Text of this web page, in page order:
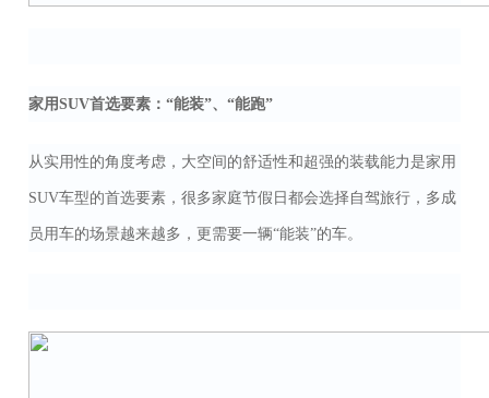
家用SUV首选要素：“能装”、“能跑”
从实用性的角度考虑，大空间的舒适性和超强的装载能力是家用
SUV车型的首选要素，很多家庭节假日都会选择自驾旅行，多成
员用车的场景越来越多，更需要一辆“能装”的车。